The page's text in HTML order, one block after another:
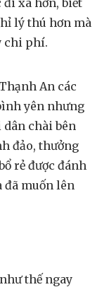
đi xa hơn, biết
lý thú hơn mà
chi phí.
An các
yên nhưng
chài bên
đảo, thưởng
rẻ được đánh
đã muốn lên
thế ngay